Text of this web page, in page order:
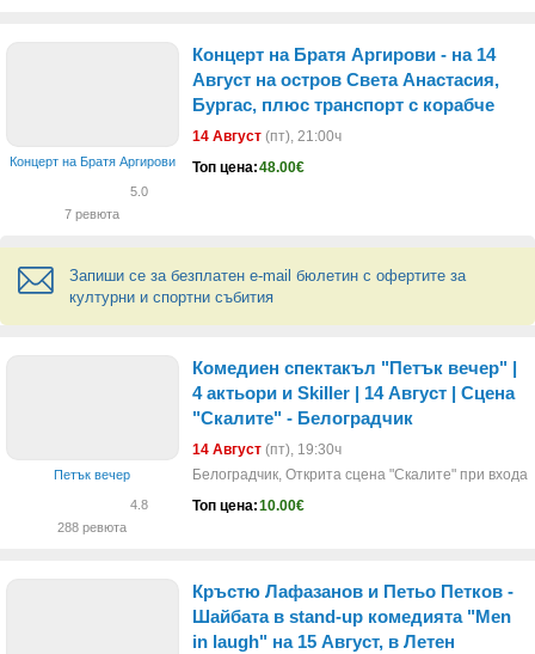
Концерт на Братя Аргирови
5.0
7 ревюта
Концерт на Братя Аргирови - на 14
Август на остров Света Анастасия,
Бургас, плюс транспорт с корабче
14 Август (пт), 21:00ч
Топ цена:48.00€
Запиши се за безплатен e-mail бюлетин с офертите за
културни и спортни събития
Петък вечер
4.8
288 ревюта
Комедиен спектакъл "Петък вечер" |
4 актьори и Skiller | 14 Август | Сцена
"Скалите" - Белоградчик
14 Август (пт), 19:30ч
Белоградчик, Открита сцена "Скалите" при
Топ цена:10.00€
Кръстю Лафазанов и Петьо Петков -
Шайбата в stand-up комедията "Men
in laugh" на 15 Август, в Летен